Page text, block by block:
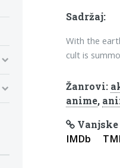
Sadržaj:
With the
cult is
Žanrovi:
anime,
IMDb